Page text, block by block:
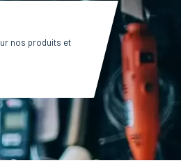
nos produits et